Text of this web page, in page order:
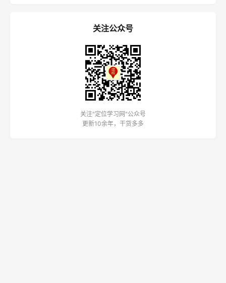
关注公众号
关注"定位学习网"公众号
更新10余年，干货多多